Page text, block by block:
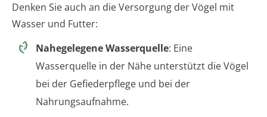
Denken Sie auch an die Versorgung der Vögel mit
Wasser und Futter:
Nahegelegene Wasserquelle: Eine
Wasserquelle in der Nähe unterstützt die Vögel
bei der Gefiederpflege und bei der
Nahrungsaufnahme.